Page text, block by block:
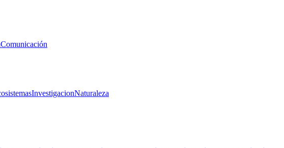
Comunicación
InvestigacionNaturaleza